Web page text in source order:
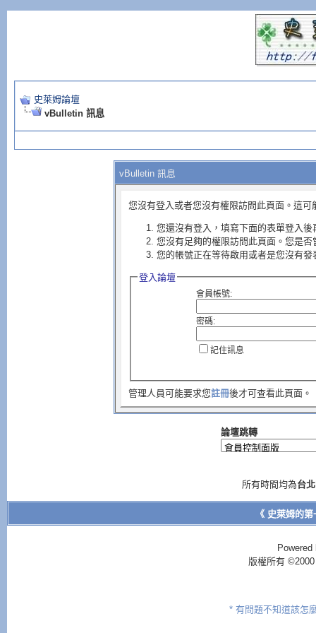
史萊姆論壇
vBulletin 訊息
vBulletin 訊息
您沒有登入或者您沒有權限訪問此頁面。這可
您還沒有登入，填寫下面的表單登入後
您沒有足夠的權限訪問此頁面。您是
您的帳號正在等待啟用或者是您沒有發
登入論壇
會員帳號:
密碼:
記住訊息
管理人員可能要求您註冊後才可查看此頁面。
論壇跳轉
所有時間均為台
《 史萊姆的
版權所有
* 有問題不知道該怎